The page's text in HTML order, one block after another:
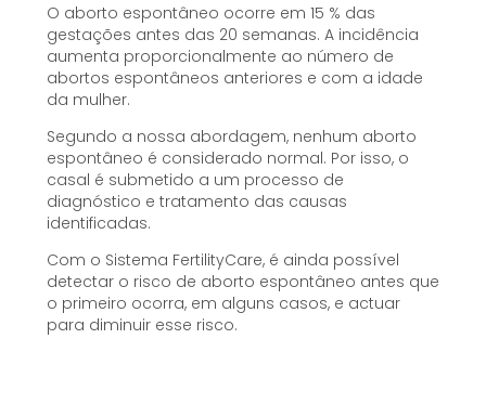
O aborto espontâneo ocorre em 15 % das
gestações antes das 20 semanas. A incidência
aumenta proporcionalmente ao número de
abortos espontâneos anteriores e com a idade
da mulher.
Segundo a nossa abordagem, nenhum aborto
espontâneo é considerado normal. Por isso, o
casal é submetido a um processo de
diagnóstico e tratamento das causas
identificadas.
Com o Sistema FertilityCare, é ainda possível
detectar o risco de aborto espontâneo antes que
o primeiro ocorra, em alguns casos, e actuar
para diminuir esse risco.